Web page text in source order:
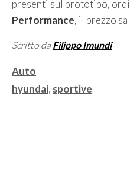
presenti sul prototipo,
Performance, il prezzo
Scritto da Filippo Imundi
Categorie
Auto
Tag
hyundai, sportive